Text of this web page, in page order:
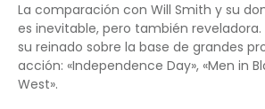
La comparación con Will Smith y su
es inevitable, pero también
su reinado sobre la base de grandes
acción: «Independence Day», «Men in
West».